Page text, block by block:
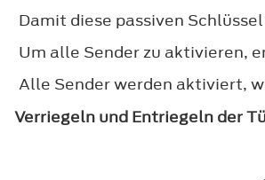
Damit diese passiven
Um alle Sender zu aktivieren,
Alle Sender werden aktiviert,
Verriegeln und Entriegeln der